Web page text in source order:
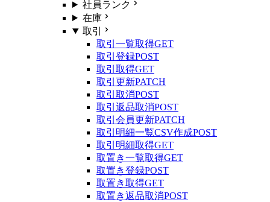
社員ランク
在庫
取引
取引一覧取得GET
取引登録POST
取引取得GET
取引更新PATCH
取引取消POST
取引返品取消POST
取引会員更新PATCH
取引明細一覧CSV作成POST
取引明細取得GET
取置き一覧取得GET
取置き登録POST
取置き取得GET
取置き返品取消POST